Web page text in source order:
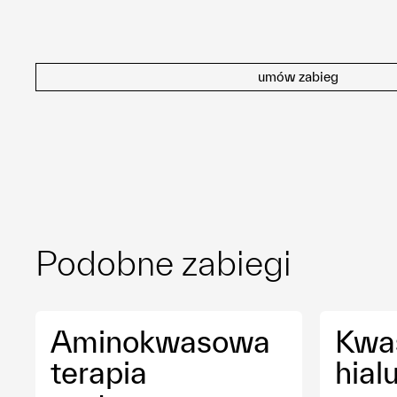
umów zabieg
Podobne zabiegi
Aminokwasowa
terapia